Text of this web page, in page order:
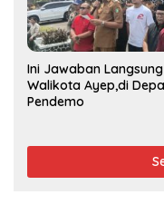
Ini Jawaban Langsung
Walikota Ayep,di
Pendemo